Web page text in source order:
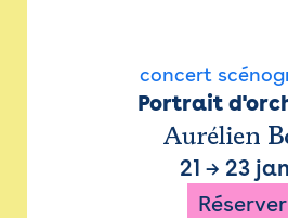
concert
Portrait
Aurélien
21 → 23
Réserver